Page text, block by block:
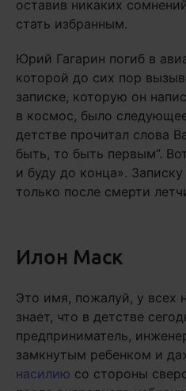
оставив никаких
стать избранным.
Юрий Гагарин погиб в
которой до сих пор
записке, которую он
в космос, было
детстве прочитал слова
быть, то быть первым”.
и буду до конца».
только после смерти
Илон Маск
Это имя, пожалуй, у всех
знает, что в детстве
предприниматель,
замкнутым ребенком и
насилию со стороны